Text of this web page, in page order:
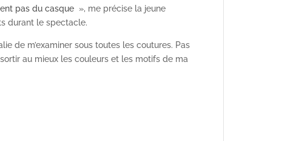
pas du casque », me précise la jeune
durant le spectacle.
de m’examiner sous toutes les coutures. Pas
au mieux les couleurs et les motifs de ma